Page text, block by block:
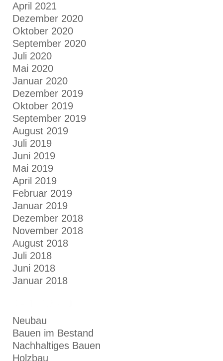
April 2021
Dezember 2020
Oktober 2020
September 2020
Juli 2020
Mai 2020
Januar 2020
Dezember 2019
Oktober 2019
September 2019
August 2019
Juli 2019
Juni 2019
Mai 2019
April 2019
Februar 2019
Januar 2019
Dezember 2018
November 2018
August 2018
Juli 2018
Juni 2018
Januar 2018
Neubau
Bauen im Bestand
Nachhaltiges Bauen
Holzbau